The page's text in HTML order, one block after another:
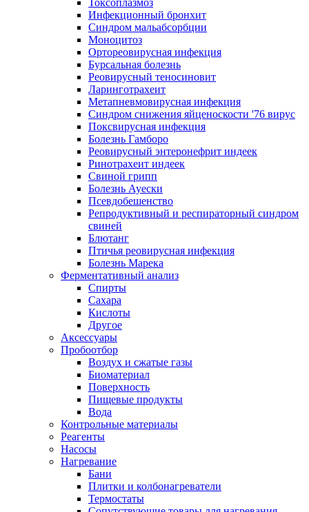
Токсоплазмоз
Инфекционный бронхит
Синдром мальабсорбции
Моноцитоз
Ортореовирусная инфекция
Бурсальная болезнь
Реовирусный теносиновит
Ларинготрахеит
Метапневмовирусная инфекция
Синдром снижения яйценоскости '76 вирус
Поксвирусная инфекция
Болезнь Гамборо
Реовирусный энтеронефрит индеек
Ринотрахеит индеек
Свиной грипп
Болезнь Ауески
Псевдобешенство
Репродуктивный и респираторный синдром
свиней
Блютанг
Птичья реовирусная инфекция
Болезнь Марека
Ферментативный анализ
Спирты
Сахара
Кислоты
Другое
Аксессуары
Пробоотбор
Воздух и сжатые газы
Биоматериал
Поверхность
Пищевые продукты
Вода
Контрольные материалы
Реагенты
Насосы
Нагревание
Бани
Плитки и колбонагреватели
Термостаты